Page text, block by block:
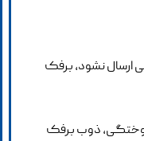
ارسال نشود، برفک
ذوب برفک